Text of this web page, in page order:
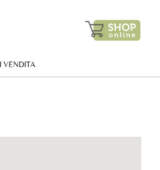
VENDITA